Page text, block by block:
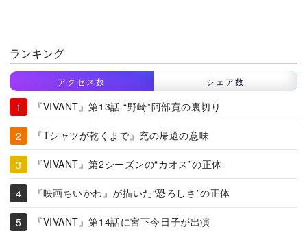
ランキング
アクセス数 シェア数
『VIVANT』第13話 “野崎”阿部寛の裏切り
『Tシャツが乾くまで』充の帰還の意味
『VIVANT』第2シーズンの“カオス”の正体
『映画ちいかわ』が描いた“恐ろしさ”の正体
『VIVANT』第14話に宮下今日子が出演